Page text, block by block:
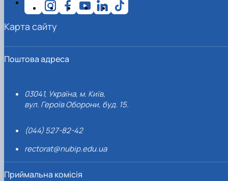
Поштова адреса
03041, Україна, м. Київ,
вул. Героїв Оборони, буд. 15.
(044) 527-82-42
rectorat@nubip.edu.ua
Приймальна комісія
Карта сайту